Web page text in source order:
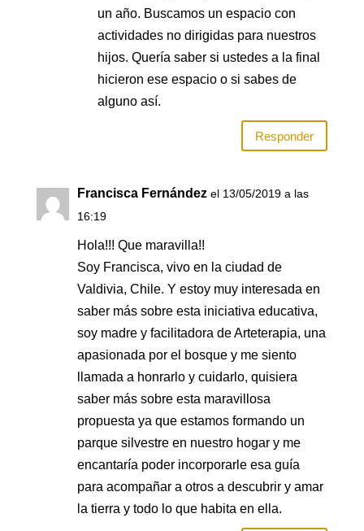
un año. Buscamos un espacio con
actividades no dirigidas para nuestros
hijos. Quería saber si ustedes a la final
hicieron ese espacio o si sabes de
alguno así.
Responder
Francisca Fernández el 13/05/2019 a las
16:19
Hola!!! Que maravilla!!
Soy Francisca, vivo en la ciudad de
Valdivia, Chile. Y estoy muy interesada en
saber más sobre esta iniciativa educativa,
soy madre y facilitadora de Arteterapia, una
apasionada por el bosque y me siento
llamada a honrarlo y cuidarlo, quisiera
saber más sobre esta maravillosa
propuesta ya que estamos formando un
parque silvestre en nuestro hogar y me
encantaría poder incorporarle esa guía
para acompañar a otros a descubrir y amar
la tierra y todo lo que habita en ella.